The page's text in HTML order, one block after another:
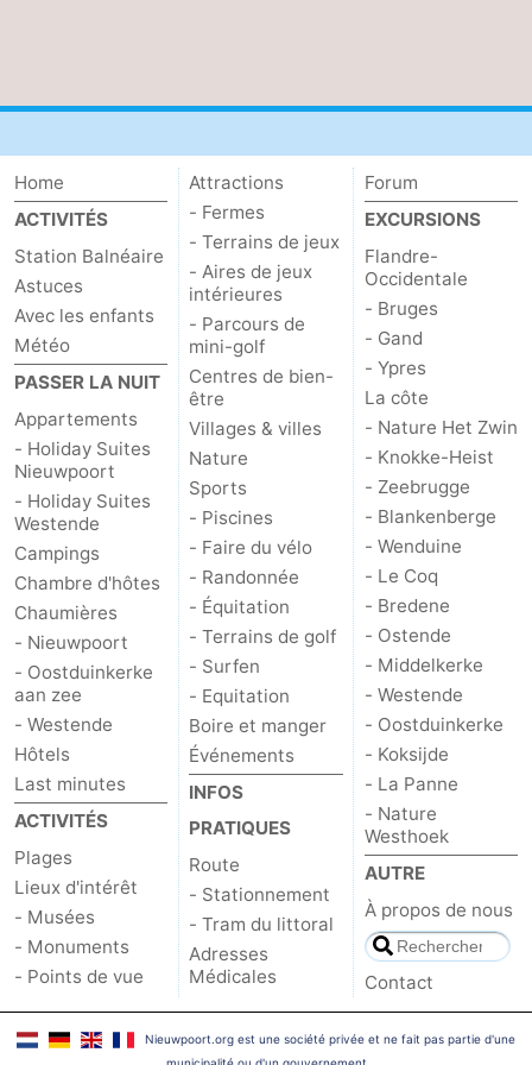
Home
ACTIVITÉS
Station Balnéaire
Astuces
Avec les enfants
Météo
PASSER LA NUIT
Appartements
- Holiday Suites
Nieuwpoort
- Holiday Suites
Westende
Campings
Chambre d'hôtes
Chaumières
- Nieuwpoort
- Oostduinkerke
aan zee
- Westende
Hôtels
Last minutes
ACTIVITÉS
Plages
Lieux d'intérêt
- Musées
- Monuments
- Points de vue
Attractions
- Fermes
- Terrains de jeux
- Aires de jeux
intérieures
- Parcours de
mini-golf
Centres de bien-
être
Villages & villes
Nature
Sports
- Piscines
- Faire du vélo
- Randonnée
- Équitation
- Terrains de golf
- Surfen
- Equitation
Boire et manger
Événements
INFOS
PRATIQUES
Route
- Stationnement
- Tram du littoral
Adresses
Médicales
Forum
EXCURSIONS
Flandre-
Occidentale
- Bruges
- Gand
- Ypres
La côte
- Nature Het Zwin
- Knokke-Heist
- Zeebrugge
- Blankenberge
- Wenduine
- Le Coq
- Bredene
- Ostende
- Middelkerke
- Westende
- Oostduinkerke
- Koksijde
- La Panne
- Nature
Westhoek
AUTRE
À propos de nous
Contact
Nieuwpoort.org est une société privée et ne fait pas partie d'une